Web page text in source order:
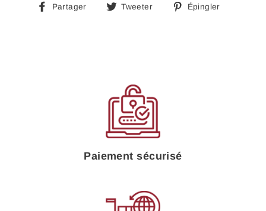
Partager
PartagerTweeter
TweeterÉpingler
Paiement sécurisé